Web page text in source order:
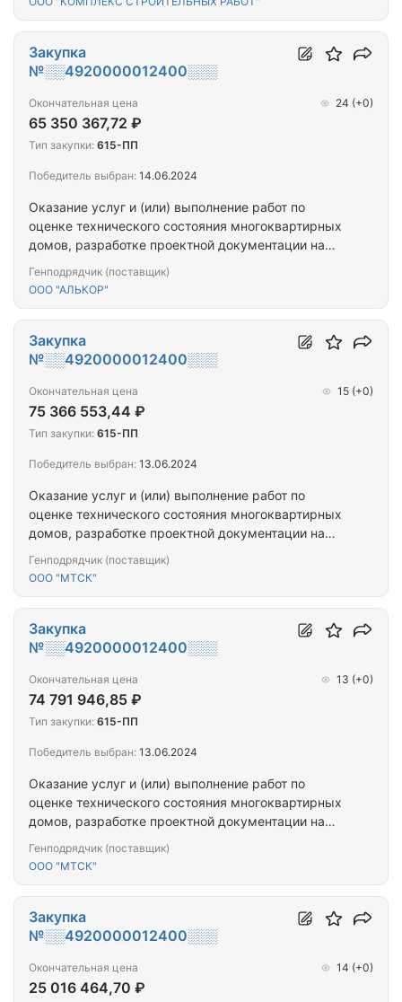
многоквартирных домов (ПРОЕКТ+СМР) (г.
Апатиты, ул. Ферсмана, д. 18)
Оказание услуг и (или) выполнение работ по
оценке технического состояния многоквартирных
домов, разработке проектной документации на
имущества многоквартирных домов,
многоквартирных домов (ПРОЕКТ+СМР) (нп.
Протоки, ул. Озерная, д. 2 и д.7)
Генподрядчик (поставщик)
ООО "АЛЬКОР"
Закупка
№░░4920000012400░░░
Окончательная цена
65 350 367,72 ₽
24 (+0)
Тип закупки: 615-ПП
Победитель выбран: 14.06.2024
Оказание услуг и (или) выполнение работ по
оценке технического состояния многоквартирных
домов, разработке проектной документации на
имущества многоквартирных домов,
многоквартирных домов (ПРОЕКТ+СМР) (нп.
Протоки, ул. Озерная, д. 10)
Генподрядчик (поставщик)
ООО "МТСК"
Закупка
№░░4920000012400░░░
Окончательная цена
75 366 553,44 ₽
15 (+0)
Тип закупки: 615-ПП
Победитель выбран: 13.06.2024
Оказание услуг и (или) выполнение работ по
оценке технического состояния многоквартирных
домов, разработке проектной документации на
имущества многоквартирных домов,
многоквартирных домов (ПРОЕКТ+СМР) (нп.
Протоки, ул. Озерная, д. 9)
Генподрядчик (поставщик)
ООО "МТСК"
Закупка
№░░4920000012400░░░
Окончательная цена
74 791 946,85 ₽
13 (+0)
Тип закупки: 615-ПП
Победитель выбран: 13.06.2024
Закупка
№░░4920000012400░░░
Окончательная цена
25 016 464,70 ₽
14 (+0)